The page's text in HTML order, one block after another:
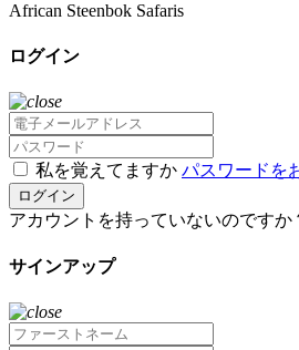
African Steenbok Safaris
ログイン
私を覚えてますか パスワードを
ログイン
アカウントを持っていないのですか
サインアップ